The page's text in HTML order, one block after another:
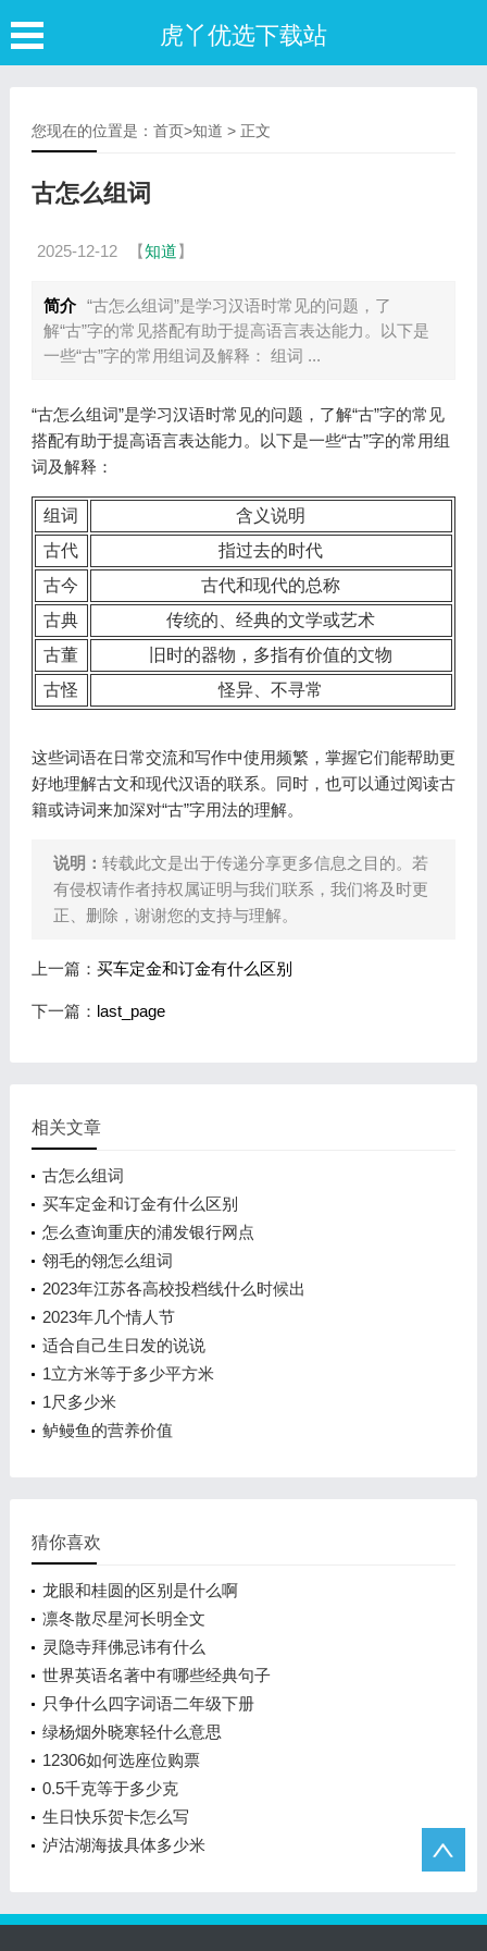
虎丫优选下载站
您现在的位置是： 首页>知道 > 正文
古怎么组词
2025-12-12 【知道】
简介 “古怎么组词”是学习汉语时常见的问题，了
解“古”字的常见搭配有助于提高语言表达能力。以下是
一些“古”字的常用组词及解释： 组词 ...
“古怎么组词”是学习汉语时常见的问题，了解“古”字的常见
搭配有助于提高语言表达能力。以下是一些“古”字的常用组
词及解释：
组词
含义说明
古代
指过去的时代
古今
古代和现代的总称
古典
传统的、经典的文学或艺术
古董
旧时的器物，多指有价值的文物
古怪
怪异、不寻常
这些词语在日常交流和写作中使用频繁，掌握它们能帮助更
好地理解古文和现代汉语的联系。同时，也可以通过阅读古
籍或诗词来加深对“古”字用法的理解。
说明： 转载此文是出于传递分享更多信息之目的。若
有侵权请作者持权属证明与我们联系，我们将及时更
正、删除，谢谢您的支持与理解。
上一篇： 买车定金和订金有什么区别
下一篇： last_page
相关文章
古怎么组词
买车定金和订金有什么区别
怎么查询重庆的浦发银行网点
翎毛的翎怎么组词
2023年江苏各高校投档线什么时候出
2023年几个情人节
适合自己生日发的说说
1立方米等于多少平方米
1尺多少米
鲈鳗鱼的营养价值
猜你喜欢
龙眼和桂圆的区别是什么啊
凛冬散尽星河长明全文
灵隐寺拜佛忌讳有什么
世界英语名著中有哪些经典句子
只争什么四字词语二年级下册
绿杨烟外晓寒轻什么意思
12306如何选座位购票
0.5千克等于多少克
生日快乐贺卡怎么写
泸沽湖海拔具体多少米